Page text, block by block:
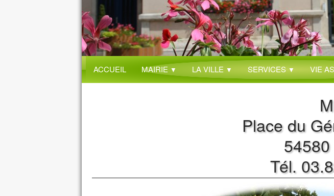
ACCUEIL MAIRIE ▼ LA VILLE ▼ SERVICES ▼ VIE
Place du
Tél.